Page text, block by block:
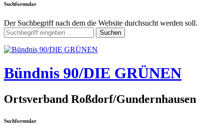
Suchformular
Der Suchbegriff nach dem die Website durchsucht werden soll.
Suchen
Bündnis 90/DIE GRÜNEN
Ortsverband Roßdorf/Gundernhausen
Suchformular